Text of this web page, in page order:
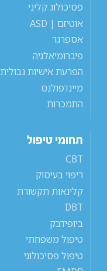
פסיכולוג קליני
אוטיזם | ASD
אספרגר
פיברומיאלגיה
הפרעת אישיות גבולית
מיינדפולנס
התמכרות
תחומי טיפול
CBT
ריפוי בעיסוק
קלינאות תקשורת
DBT
ביופידבק
טיפול משפחתי
טיפול פסיכולוגי